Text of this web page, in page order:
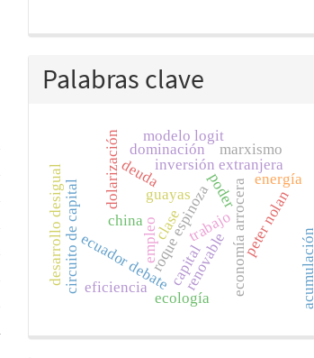
Palabras clave
economía arrocera
roque espinoza
guayas
ecuador debate
trabajo
empleo
china peter nolan
deudainversión extranjera
circuito de capital
dolarización
capital acumulación
poder
dominación
energía
renovable
eficiencia
modelo logit
marxismo
desarrollo desigual
ecología
clase